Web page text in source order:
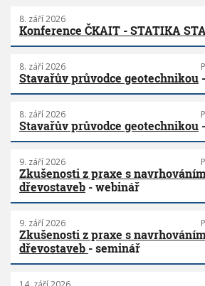
8. září 2026
Konference ČKAIT - STATIKA
8. září 2026
Stavařův průvodce geotechnikou
8. září 2026
Stavařův průvodce geotechnikou
9. září 2026
Zkušenosti z praxe s
dřevostaveb - webinář
9. září 2026
Zkušenosti z praxe s
dřevostaveb - seminář